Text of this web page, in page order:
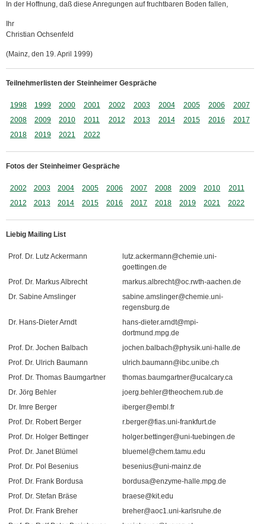
In der Hoffnung, daß diese Anregungen auf fruchtbaren Boden fallen,
Ihr
Christian Ochsenfeld
(Mainz, den 19. April 1999)
Teilnehmerlisten der Steinheimer Gespräche
1998 1999 2000 2001 2002 2003 2004 2005 2006
2007
2008
2009 2010 2011 2012 2013 2014 2015 2016
2017
2018
2019 2021 2022
Fotos der Steinheimer Gespräche
2002 2003 2004 2005 2006 2007 2008 2009 2010
2011
2012
2013 2014 2015 2016 2017 2018 2019 2021 2022
Liebig Mailing List
Prof. Dr. Lutz Ackermann
lutz.ackermann@chemie.uni-
goettingen.de
Prof. Dr. Markus Albrecht
markus.albrecht@oc.rwth-aachen.de
Dr. Sabine Amslinger
sabine.amslinger@chemie.uni-
regensburg.de
Dr. Hans-Dieter Arndt
hans-dieter.arndt@mpi-
dortmund.mpg.de
Prof. Dr. Jochen Balbach
jochen.balbach@physik.uni-halle.de
Prof. Dr. Ulrich Baumann
ulrich.baumann@ibc.unibe.ch
Prof. Dr. Thomas Baumgartner
thomas.baumgartner@ucalcary.ca
Dr. Jörg Behler
joerg.behler@theochem.rub.de
Dr. Imre Berger
iberger@embl.fr
Prof. Dr. Robert Berger
r.berger@fias.uni-frankfurt.de
Prof. Dr. Holger Bettinger
holger.bettinger@uni-tuebingen.de
Prof. Dr. Janet Blümel
bluemel@chem.tamu.edu
Prof. Dr. Pol Besenius
besenius@uni-mainz.de
Prof. Dr. Frank Bordusa
bordusa@enzyme-halle.mpg.de
Prof. Dr. Stefan Bräse
braese@kit.edu
Prof. Dr. Frank Breher
breher@aoc1.uni-karlsruhe.de